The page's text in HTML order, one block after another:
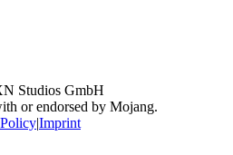
Studios GmbH
or endorsed by Mojang.
|Imprint